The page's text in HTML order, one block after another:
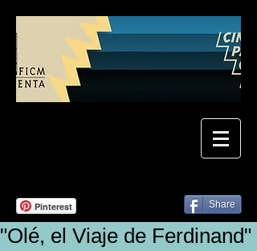
Pinterest Share
"Olé, el Viaje de Ferdinand"